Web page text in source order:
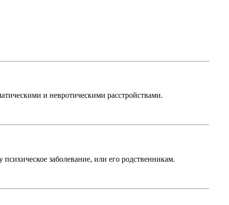
и невротическими расстройствами.
заболевание, или его родственникам.